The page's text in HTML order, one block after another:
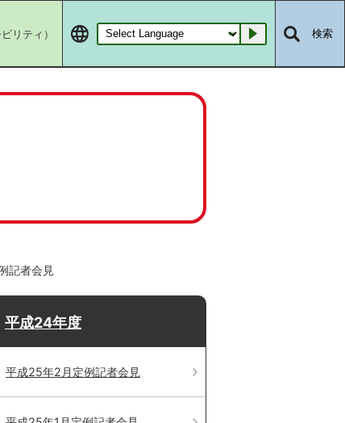
リティ） Go 検索
記者会見
平成24年度
平成25年2月定例記者会見